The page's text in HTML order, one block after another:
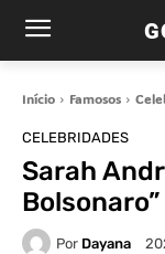
Início Famosos
CELEBRIDADES
Sarah
Por Dayana